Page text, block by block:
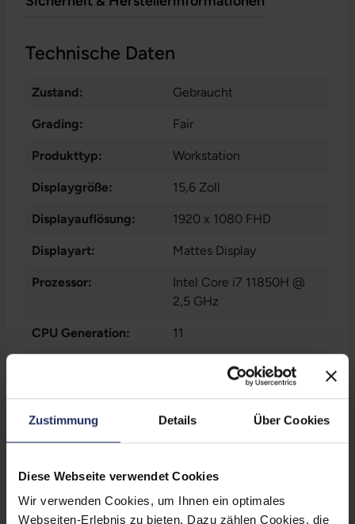
Zustimmung Details Über Cookies
Diese Webseite verwendet Cookies
Wir verwenden Cookies, um Ihnen ein optimales
Webseiten-Erlebnis zu bieten. Dazu zählen Cookies, die
Technische Daten
Zustand: Gebraucht
Grading: Fair
Produkttyp: Workstation
Displaygröße: 15,6 Zoll
Displayauflösung: 1920 x 1080 FHD
Displayart: Mattes Display
Prozessor:
Intel Core i7 11850H @
2,5 GHz
CPU Generation: 11
Datenspeicher: 500 GB SSD
Arbeitsspeicher: 32 GB DDR4